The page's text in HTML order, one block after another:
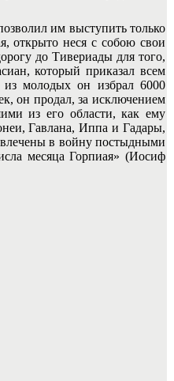
им выступить только
открыто неся с собою свои
до Тивериады для того,
который приказал всем
из молодых он избрал 6000
он продал, за исключением
из его области, как ему
Гавлана, Иппа и Гадары,
в войну постыдными
месяца Горпиая» (Иосиф